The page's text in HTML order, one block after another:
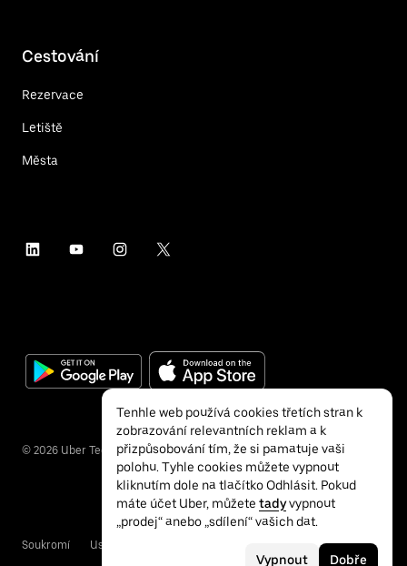
Cestování
Rezervace
Letiště
Města
© 2026 Uber Technologies Inc.
Soukromí Usnadnění přístupu
Tenhle web používá cookies třetích stran k
zobrazování relevantních reklam a k
přizpůsobování tím, že si pamatuje vaši
polohu. Tyhle cookies můžete vypnout
kliknutím dole na tlačítko Odhlásit. Pokud
máte účet Uber, můžete tadyvypnout
„prodej“ anebo „sdílení“ vašich dat.
Vypnout Dobře